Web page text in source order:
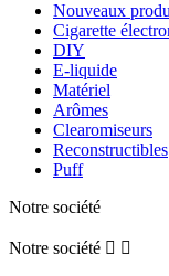
Nouveaux
Cigarette
DIY
E-liquide
Matériel
Arômes
Clearomiseurs
Reconstructibles
Puff
Notre société
Notre société  